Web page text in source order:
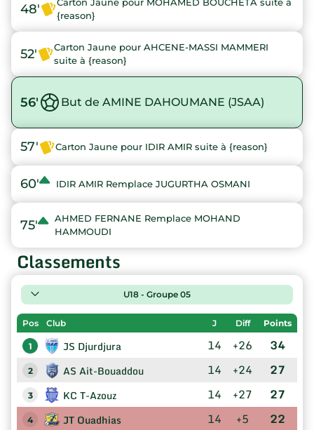
48'
{reason}
52'
Carton Jaune pour AHCENE-MASSI MAMMERI
suite à {reason}
56' But de AMINE DAHOUMANE (JSAA)
57' Carton Jaune pour IDIR AMIR suite à {reason}
60' IDIR AMIR Remplace JUGURTHA OSMANI
75'
AHMED FERNANE Remplace MOHAND
HAMMOUDI
Classements
U18 - Groupe 05
Pos Club J Diff Points
1 JS Djurdjura 14 +26 34
2 AS Ait-Bouaddou 14 +24 27
3 KC T-Azouz 14 +27 27
4 JT Ouadhias 14 +5 22